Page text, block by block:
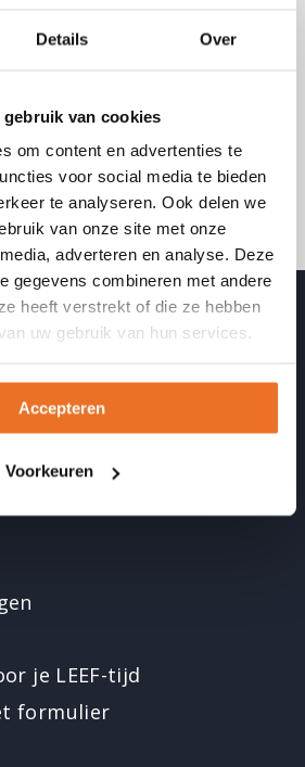
Details Over
gebruik van cookies
om content en advertenties te
voor social media te bieden
te analyseren. Ook delen we
van onze site met onze
adverteren en analyse. Deze
gegevens combineren met andere
heeft verstrekt of die ze hebben
uw gebruik van hun services.
Accepteren
Voorkeuren
voorkomende
Schrijf je in
je LEEF-tijd
formulier